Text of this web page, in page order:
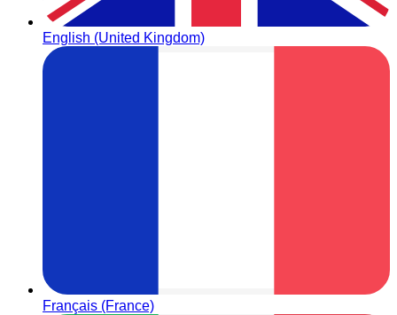
English (United Kingdom)
Français (France)